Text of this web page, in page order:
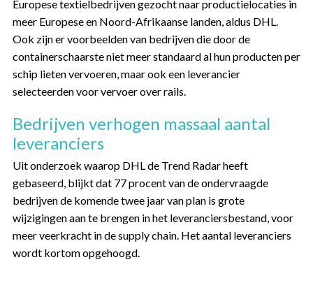
Europese textielbedrijven gezocht naar productielocaties in
meer Europese en Noord-Afrikaanse landen, aldus DHL.
Ook zijn er voorbeelden van bedrijven die door de
containerschaarste niet meer standaard al hun producten per
schip lieten vervoeren, maar ook een leverancier
selecteerden voor vervoer over rails.
Bedrijven verhogen massaal aantal
leveranciers
Uit onderzoek waarop DHL de Trend Radar heeft
gebaseerd, blijkt dat 77 procent van de ondervraagde
bedrijven de komende twee jaar van plan is grote
wijzigingen aan te brengen in het leveranciersbestand, voor
meer veerkracht in de supply chain. Het aantal leveranciers
wordt kortom opgehoogd.